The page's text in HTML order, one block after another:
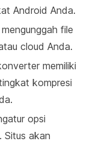
Android Anda.
file
cloud Anda.
memiliki
kompresi
opsi
Situs akan